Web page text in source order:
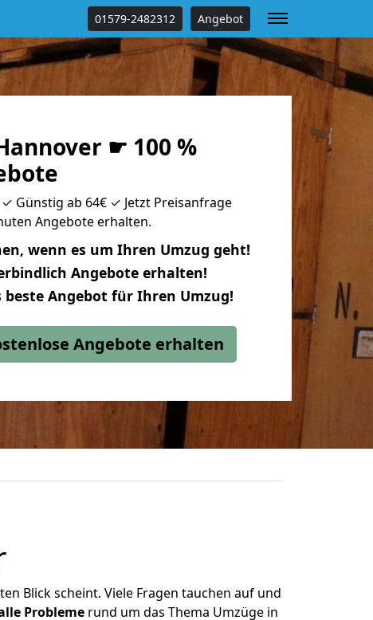
01579-2482312 Angebot
☛ 100 %
Günstig ab 64€ ✓ Jetzt Preisanfrage
Angebote erhalten.
wenn es um Ihren Umzug geht!
Angebote erhalten!
beste Angebot für Ihren Umzug!
Angebote erhalten
Blick scheint. Viele Fragen tauchen auf und
Probleme rund um das Thema Umzüge in